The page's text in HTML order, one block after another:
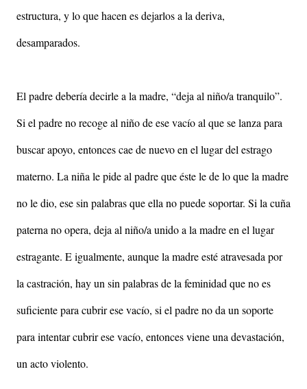
estructura, y lo que hacen es dejarlos a la deriva,
desamparados.
El padre debería decirle a la madre, “deja al niño/a tranquilo”.
Si el padre no recoge al niño de ese vacío al que se lanza para
buscar apoyo, entonces cae de nuevo en el lugar del estrago
materno. La niña le pide al padre que éste le de lo que la madre
no le dio, ese sin palabras que ella no puede soportar. Si la cuña
paterna no opera, deja al niño/a unido a la madre en el lugar
estragante. E igualmente, aunque la madre esté atravesada por
la castración, hay un sin palabras de la feminidad que no es
suficiente para cubrir ese vacío, si el padre no da un soporte
para intentar cubrir ese vacío, entonces viene una devastación,
un acto violento.